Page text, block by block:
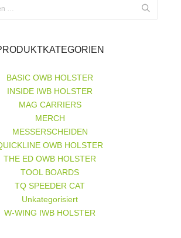
BASIC OWB HOLSTER
INSIDE IWB HOLSTER
MAG CARRIERS
MERCH
MESSERSCHEIDEN
OWB HOLSTER
THE ED OWB HOLSTER
TOOL BOARDS
TQ SPEEDER CAT
Unkategorisiert
W-WING IWB HOLSTER